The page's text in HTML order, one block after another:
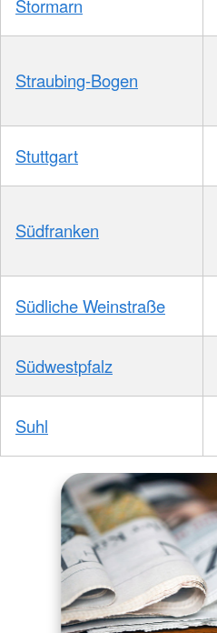
Stormarn
Straubing-Bogen
Stuttgart
Südfranken
Südliche Weinstraße
Südwestpfalz
Suhl